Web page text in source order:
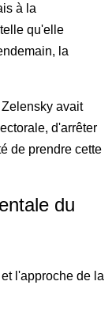
à la
qu'elle
la
avait
d'arrêter
de prendre cette
du
l'approche de la